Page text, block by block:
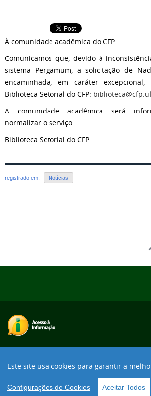
Este site usa cookies para garantir a
Configurações de Cookies Aceitar Todos
À comunidade acadêmica do CFP.
Comunicamos que, devido à
sistema Pergamum, a solicitação de
encaminhada, em caráter
Biblioteca Setorial do CFP:
A comunidade acadêmica será
normalizar o serviço.
Biblioteca Setorial do CFP.
registrado em: Notícias
Desenvolvido com o CMS de código